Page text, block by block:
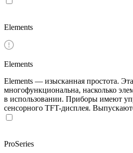
Elements
Elements
Elements — изысканная простота.
многофункциональна, насколько
в использовании. Приборы имеют
сенсорного TFT-дисплея.
ProSeries